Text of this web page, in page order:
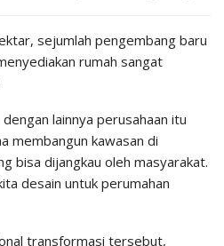
sejumlah pengembang baru
rumah sangat
lainnya perusahaan itu
membangun kawasan di
bisa dijangkau oleh masyarakat.
desain untuk perumahan
transformasi tersebut,